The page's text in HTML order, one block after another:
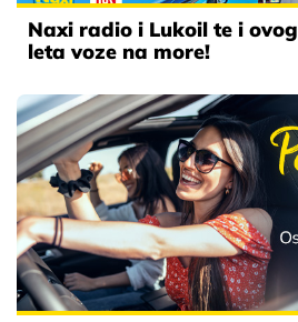
Naxi radio i Lukoil te i ovog
leta voze na more!